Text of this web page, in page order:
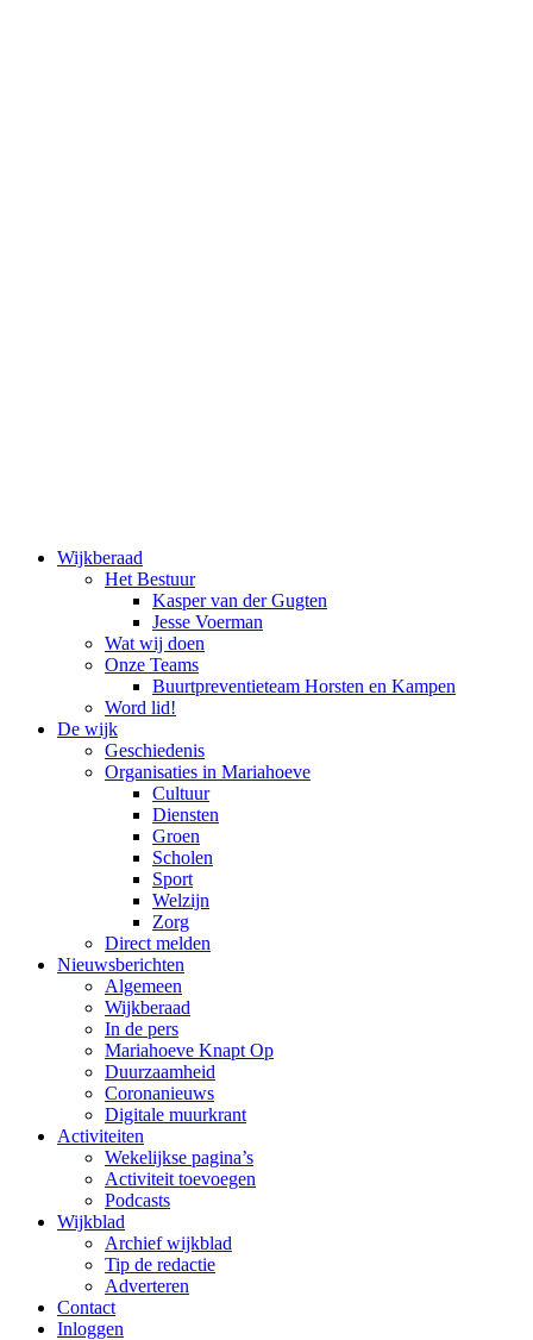
Wijkberaad
Het Bestuur
Kasper van der Gugten
Jesse Voerman
Wat wij doen
Onze Teams
Buurtpreventieteam Horsten en Kampen
Word lid!
De wijk
Geschiedenis
Organisaties in Mariahoeve
Cultuur
Diensten
Groen
Scholen
Sport
Welzijn
Zorg
Direct melden
Nieuwsberichten
Algemeen
Wijkberaad
In de pers
Mariahoeve Knapt Op
Duurzaamheid
Coronanieuws
Digitale muurkrant
Activiteiten
Wekelijkse pagina’s
Activiteit toevoegen
Podcasts
Wijkblad
Archief wijkblad
Tip de redactie
Adverteren
Contact
Inloggen